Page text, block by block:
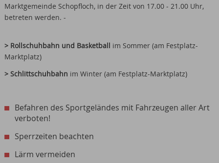
Marktgemeinde Schopfloch, in der Zeit von 17.00 - 21.00 Uhr,
betreten werden. -
> Rollschuhbahn und Basketball im Sommer (am Festplatz-
Marktplatz)
> Schlittschuhbahn im Winter (am Festplatz-Marktplatz)
Befahren des Sportgeländes mit Fahrzeugen aller Art
verboten!
Sperrzeiten beachten
Lärm vermeiden